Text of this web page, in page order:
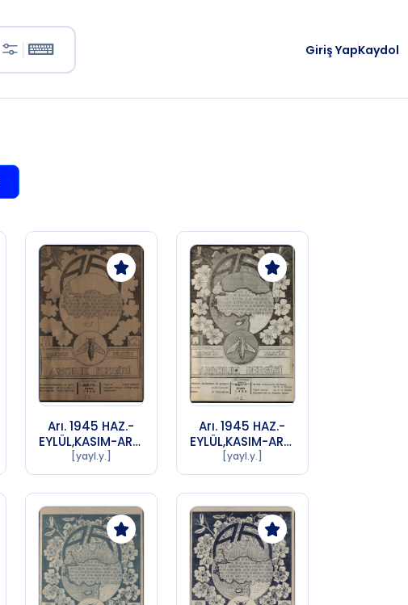
Giriş YapKaydol
Arı. 1945 HAZ.-
EYLÜL,KASIM-ARA.
C.11 S.1-4,6-7 Sayı
6 (1956 SA 72)
[yayl.y.]
Arı. 1945 HAZ.-
EYLÜL,KASIM-ARA.
C.11 S.1-4,6-7 Sayı
7 (1956 SA 72)
[yayl.y.]